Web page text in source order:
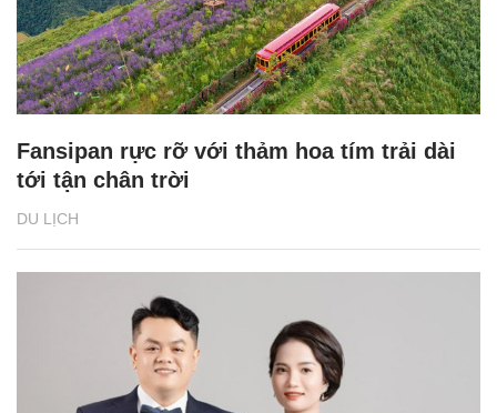
DU LỊCH
Fansipan rực rỡ với thảm hoa tím trải dài
tới tận chân trời